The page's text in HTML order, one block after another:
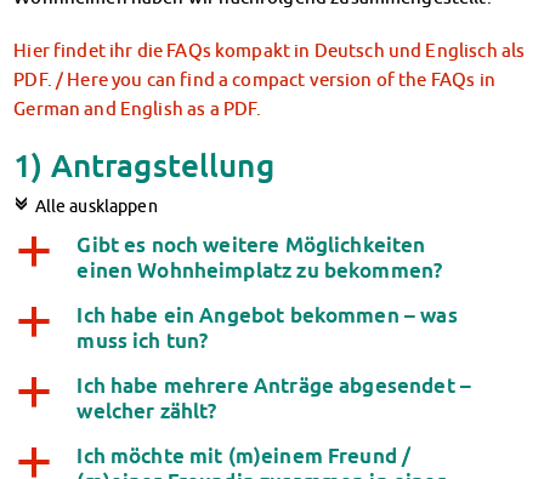
Mensen & Cafeterien
Heute in unseren Mensen
JoGo – Studibar + Eventspace
Klimabewusst essen
CampusCatering
AnsprechpartnerInnen
Wohnen
Wohnheime im Überblick
Wohnheime in Magdeburg
Wohnheime in Wernigerode
Wohnheimantrag & -service
MIT einander – FÜR einander
Schadensmeldung
Hier findet ihr die FAQs kompakt in Deutsch und Englisch als
PDF. / Here you can find a compact version of the FAQs in
German and English as a PDF.
1) Antragstellung
c Alle ausklappen
a
Gibt es noch weitere Möglichkeiten
einen Wohnheimplatz zu bekommen?
a
Ich habe ein Angebot bekommen – was
muss ich tun?
a
Ich habe mehrere Anträge abgesendet –
welcher zählt?
a
Ich möchte mit (m)einem Freund /